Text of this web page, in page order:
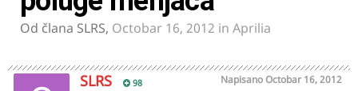
Od člana SLRS, Octobar 16, 2012 in Aprilia
SLRS 98 NapisanoOctobar 16, 2012